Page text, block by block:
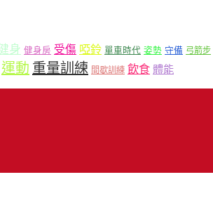
身 健身房 受傷 啞鈴 單車時代 姿勢 守備 弓箭步
運動 重量訓練 間歇訓練 飲食 體能